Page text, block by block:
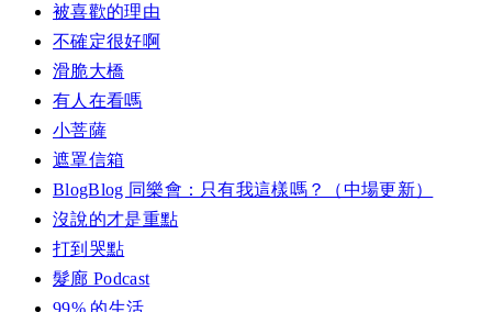
被喜歡的理由
不確定很好啊
滑脆大橋
有人在看嗎
小菩薩
遮罩信箱
BlogBlog 同樂會：只有我這樣嗎？（中場更新）
沒說的才是重點
打到哭點
髮廊 Podcast
99% 的生活